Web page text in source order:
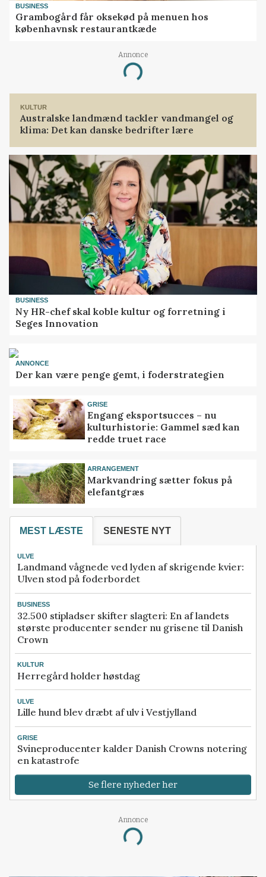
BUSINESS
Grambogård får oksekød på menuen hos
københavnsk restaurantkæde
Annonce
Loading...
KULTUR
Australske landmænd tackler vandmangel og
klima: Det kan danske bedrifter lære
BUSINESS
Ny HR-chef skal koble kultur og forretning i
Seges Innovation
ANNONCE
Der kan være penge gemt, i foderstrategien
GRISE
Engang eksportsucces – nu
kulturhistorie: Gammel sæd kan
redde truet race
ARRANGEMENT
Markvandring sætter fokus på
elefantgræs
MEST LÆSTE SENESTE NYT
ULVE
Landmand vågnede ved lyden af skrigende kvier:
Ulven stod på foderbordet
BUSINESS
32.500 stipladser skifter slagteri: En af landets
største producenter sender nu grisene til Danish
Crown
KULTUR
Herregård holder høstdag
ULVE
Lille hund blev dræbt af ulv i Vestjylland
GRISE
Svineproducenter kalder Danish Crowns notering
en katastrofe
Se flere nyheder her
Annonce
Loading...